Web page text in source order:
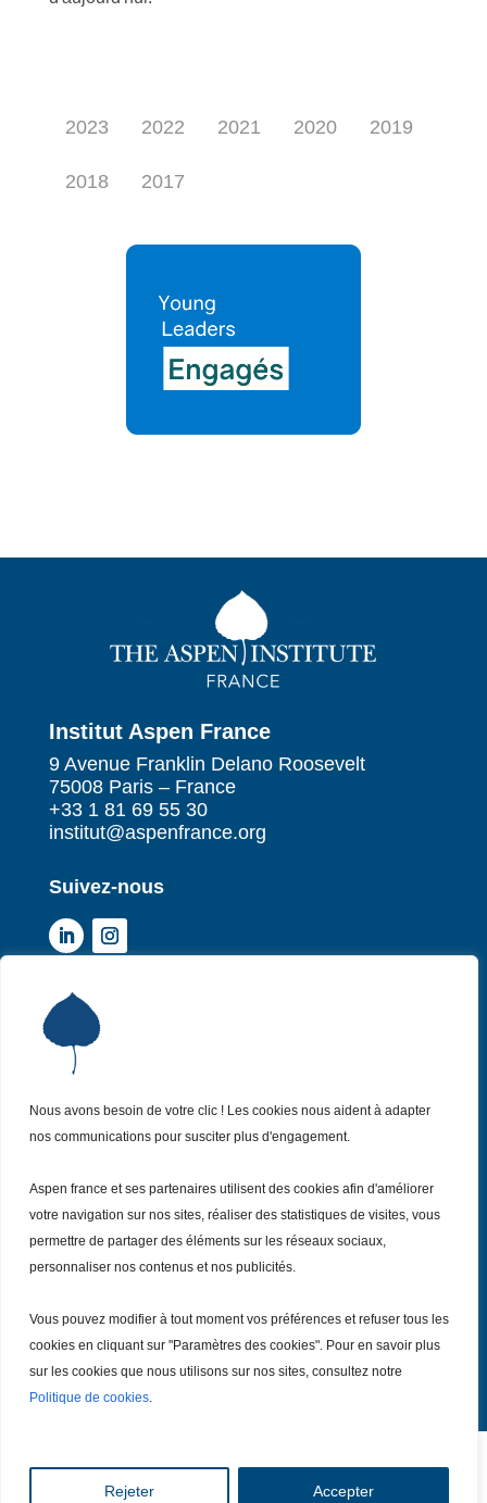
Nous avons besoin de votre clic ! Les cookies nous aident à adapter
nos communications pour susciter plus d'engagement.
Aspen france et ses partenaires utilisent des cookies afin d'améliorer
votre navigation sur nos sites, réaliser des statistiques de visites, vous
permettre de partager des éléments sur les réseaux sociaux,
personnaliser nos contenus et nos publicités.
Vous pouvez modifier à tout moment vos préférences et refuser tous les
cookies en cliquant sur "Paramètres des cookies". Pour en savoir plus
sur les cookies que nous utilisons sur nos sites, consultez notre
Politique de cookies.
Rejeter Accepter
2023 2022 2021 2020 2019
2018 2017
Institut Aspen France
9 Avenue Franklin Delano Roosevelt
75008 Paris – France
+33 1 81 69 55 30
institut@aspenfrance.org
Suivez-nous
P Institut Aspen France
P Qui sommes-nous ?
Nos missions
P Nos actualités
P Nos évènements
Inscrivez vousà notre Newsletter
Je m’inscris
Tout droits réservé – Copyright @ 2026Mentions légales|